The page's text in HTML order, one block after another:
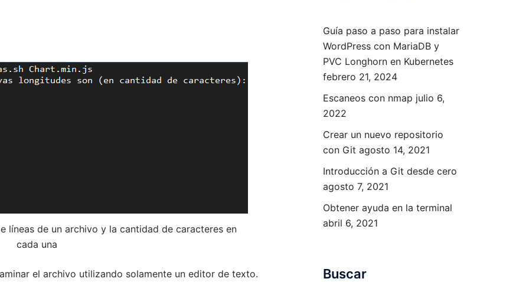
líneas de un archivo y la cantidad de caracteres en
cada una
el archivo utilizando solamente un editor de texto.
Guía paso a paso para instalar
WordPress con MariaDB y
PVC Longhorn en Kubernetes
febrero 21, 2024
Escaneos con nmap julio 6,
2022
Crear un nuevo repositorio
con Git agosto 14, 2021
Introducción a Git desde cero
agosto 7, 2021
Obtener ayuda en la terminal
abril 6, 2021
Buscar